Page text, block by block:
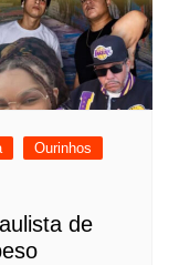
Ourinhos
de